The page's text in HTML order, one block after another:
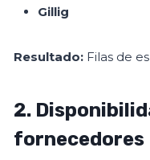
Gillig
Resultado: Filas de
2.
fornecedores